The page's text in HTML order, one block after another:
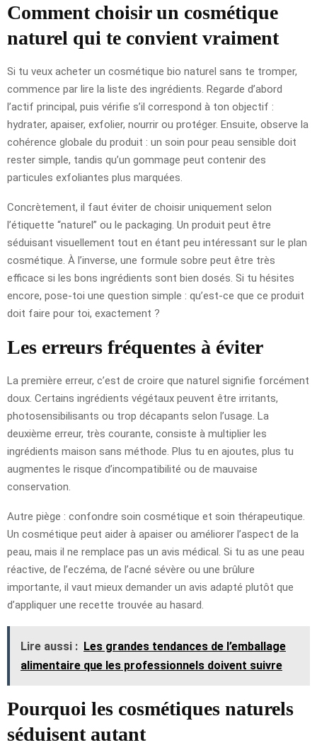
Comment choisir un cosmétique
naturel qui te convient vraiment
Si tu veux acheter un cosmétique bio naturel sans te tromper,
commence par lire la liste des ingrédients. Regarde d’abord
l’actif principal, puis vérifie s’il correspond à ton objectif :
hydrater, apaiser, exfolier, nourrir ou protéger. Ensuite, observe la
cohérence globale du produit : un soin pour peau sensible doit
rester simple, tandis qu’un gommage peut contenir des
particules exfoliantes plus marquées.
Concrètement, il faut éviter de choisir uniquement selon
l’étiquette “naturel” ou le packaging. Un produit peut être
séduisant visuellement tout en étant peu intéressant sur le plan
cosmétique. À l’inverse, une formule sobre peut être très
efficace si les bons ingrédients sont bien dosés. Si tu hésites
encore, pose-toi une question simple : qu’est-ce que ce produit
doit faire pour toi, exactement ?
Les erreurs fréquentes à éviter
La première erreur, c’est de croire que naturel signifie forcément
doux. Certains ingrédients végétaux peuvent être irritants,
photosensibilisants ou trop décapants selon l’usage. La
deuxième erreur, très courante, consiste à multiplier les
ingrédients maison sans méthode. Plus tu en ajoutes, plus tu
augmentes le risque d’incompatibilité ou de mauvaise
conservation.
Autre piège : confondre soin cosmétique et soin thérapeutique.
Un cosmétique peut aider à apaiser ou améliorer l’aspect de la
peau, mais il ne remplace pas un avis médical. Si tu as une peau
réactive, de l’eczéma, de l’acné sévère ou une brûlure
importante, il vaut mieux demander un avis adapté plutôt que
d’appliquer une recette trouvée au hasard.
Lire aussi : Les grandes tendances de l’emballage
alimentaire que les professionnels doivent suivre
Pourquoi les cosmétiques naturels
séduisent autant